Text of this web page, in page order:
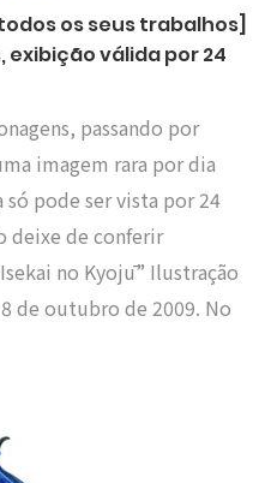
os seus trabalhos]
exibição válida por 24
passando por
imagem rara por dia
só pode ser vista por 24
deixe de conferir
no Kyojū” Ilustração
de outubro de 2009. No